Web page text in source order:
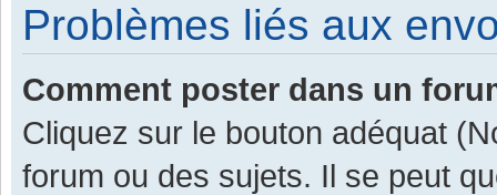
Problèmes liés aux
Comment poster dans un
Cliquez sur le bouton adéquat
forum ou des sujets. Il se peut